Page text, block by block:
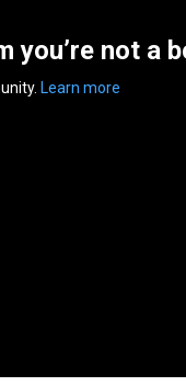
you’re not a
Learn more